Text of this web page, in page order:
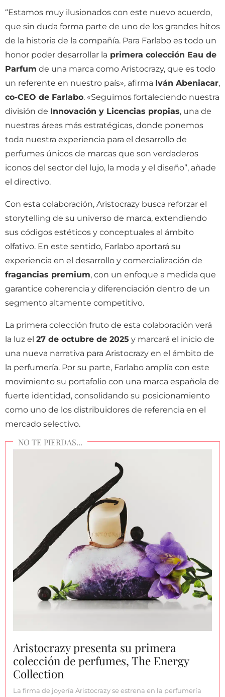
“Estamos muy ilusionados con este nuevo acuerdo,
que sin duda forma parte de uno de los grandes hitos
de la historia de la compañía. Para Farlabo es todo un
honor poder desarrollar la primera colección Eau de
Parfum de una marca como Aristocrazy, que es todo
un referente en nuestro país», afirma Iván Abeniacar,
co-CEO de Farlabo. «Seguimos fortaleciendo nuestra
división de Innovación y Licencias propias, una de
nuestras áreas más estratégicas, donde ponemos
toda nuestra experiencia para el desarrollo de
perfumes únicos de marcas que son verdaderos
iconos del sector del lujo, la moda y el diseño”, añade
el directivo.
Con esta colaboración, Aristocrazy busca reforzar el
storytelling de su universo de marca, extendiendo
sus códigos estéticos y conceptuales al ámbito
olfativo. En este sentido, Farlabo aportará su
experiencia en el desarrollo y comercialización de
fragancias premium, con un enfoque a medida que
garantice coherencia y diferenciación dentro de un
segmento altamente competitivo.
La primera colección fruto de esta colaboración verá
la luz el 27 de octubre de 2025 y marcará el inicio de
una nueva narrativa para Aristocrazy en el ámbito de
la perfumería. Por su parte, Farlabo amplía con este
movimiento su portafolio con una marca española de
fuerte identidad, consolidando su posicionamiento
como uno de los distribuidores de referencia en el
mercado selectivo.
Aristocrazy presenta su primera
colección de perfumes, The Energy
Collection
La firma de joyería Aristocrazy se estrena en la perfumería